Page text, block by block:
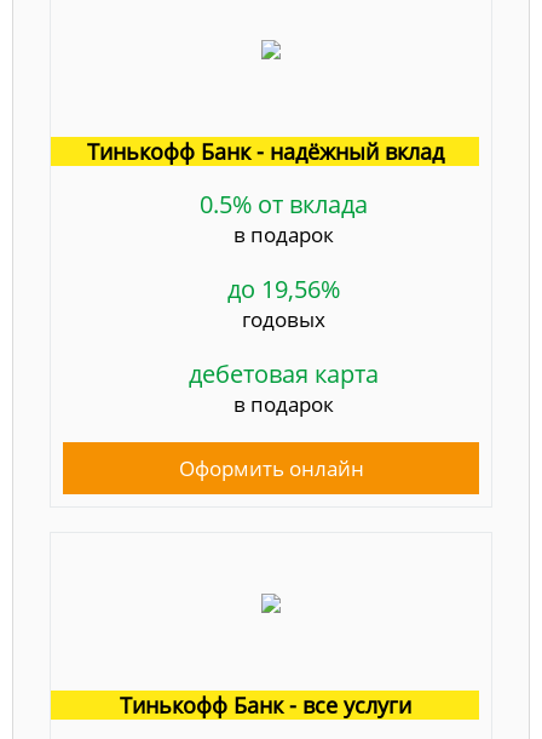
Тинькофф Банк - надёжный вклад
0.5% от вклада
в подарок
до 19,56%
годовых
дебетовая карта
в подарок
Оформить онлайн
Тинькофф Банк - все услуги